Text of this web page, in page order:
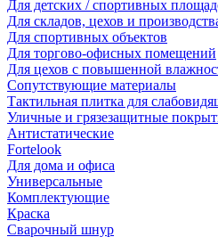
Для детских / спортивных
Для складов, цехов и
Для спортивных объектов
Для торгово-офисных помещений
Для цехов с повышенной
Сопутствующие материалы
Тактильная плитка для
Уличные и грязезащитные
Антистатические
Fortelook
Для дома и офиса
Универсальные
Комплектующие
Краска
Сварочный шнур